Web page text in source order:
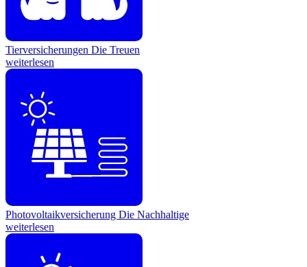
Tierversicherungen Die Treuen
weiterlesen
Photovoltaikversicherung Die Nachhaltige
weiterlesen